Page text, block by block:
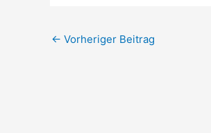
← Vorheriger Beitrag